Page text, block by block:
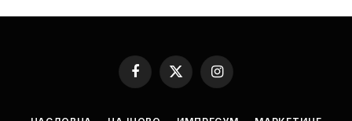
Facebook
X
(Twitter)
Instagram